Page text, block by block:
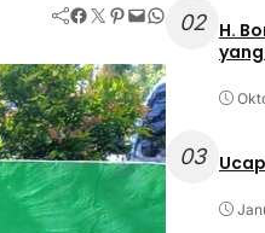
Facebook Twitter Pinterest Mail WhatsApp 02
H. Bonyo
03